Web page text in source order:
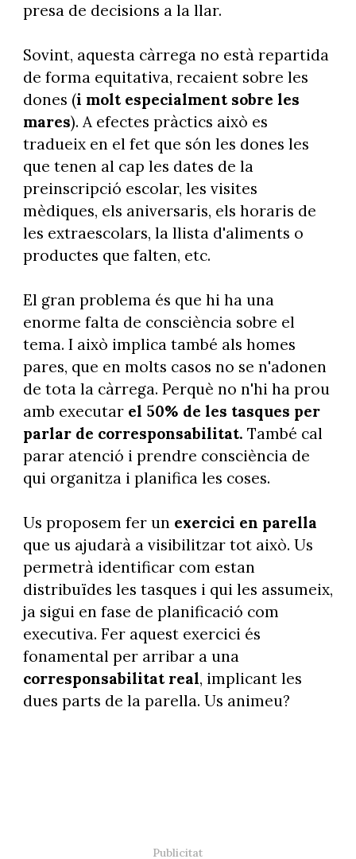
presa de decisions a la llar.
Sovint, aquesta càrrega no està repartida
de forma equitativa, recaient sobre les
dones (i molt especialment sobre les
mares). A efectes pràctics això es
tradueix en el fet que són les dones les
que tenen al cap les dates de la
preinscripció escolar, les visites
mèdiques, els aniversaris, els horaris de
les extraescolars, la llista d'aliments o
productes que falten, etc.
El gran problema és que hi ha una
enorme falta de consciència sobre el
tema. I això implica també als homes
pares, que en molts casos no se n'adonen
de tota la càrrega. Perquè no n'hi ha prou
amb executarel 50% de les tasques per
parlar de corresponsabilitat. També cal
parar atenció i prendre consciència de
qui organitza i planifica les coses.
Us proposem fer un exercici en parella
que us ajudarà a visibilitzar tot això. Us
permetrà identificar com estan
distribuïdes les tasques i qui les assumeix,
ja sigui en fase de planificació com
executiva. Fer aquest exercici és
fonamental per arribar a una
corresponsabilitat real, implicant les
dues parts de la parella. Us animeu?